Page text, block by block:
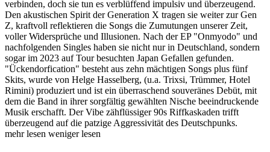
verbinden, doch sie tun es verblüffend impulsiv und überzeugend.
Den akustischen Spirit der Generation X tragen sie weiter zur Gen
Z, kraftvoll reflektieren die Songs die Zumutungen unserer Zeit,
voller Widersprüche und Illusionen. Nach der EP "Onmyodo" und
nachfolgenden Singles haben sie nicht nur in Deutschland, sondern
sogar im 2023 auf Tour besuchten Japan Gefallen gefunden.
"Ückendorfication" besteht aus zehn mächtigen Songs plus fünf
Skits, wurde von Helge Hasselberg, (u.a. Trixsi, Trümmer, Hotel
Rimini) produziert und ist ein überraschend souveränes Debüt, mit
dem die Band in ihrer sorgfältig gewählten Nische beeindruckende
Musik erschafft. Der Vibe zähflüssiger 90s Riffkaskaden trifft
überzeugend auf die patzige Aggressivität des Deutschpunks.
mehr lesen weniger lesen